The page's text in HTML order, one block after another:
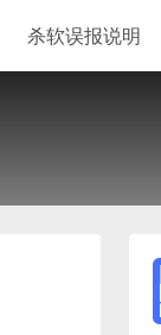
杀软误报说明